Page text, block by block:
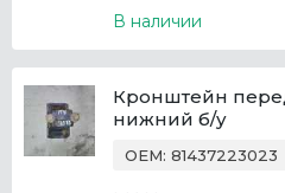
В наличии
Кронштейн
нижний б/у
OEM: 81437223023